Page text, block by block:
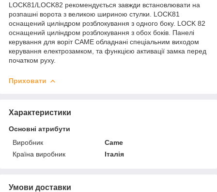
LOCK81/LOCK82 рекомендується завжди встановлювати на
розпашні ворота з великою шириною стулки. LOCK81
оснащений циліндром розблокування з одного боку. LOCK 82
оснащений циліндром розблокування з обох боків. Панелі
керування для воріт CAME обладнані спеціальним виходом
керування електрозамком, та функцією активації замка перед
початком руху.
Приховати
Характеристики
Основні атрибути
Виробник
Came
Країна виробник
Італія
Умови доставки